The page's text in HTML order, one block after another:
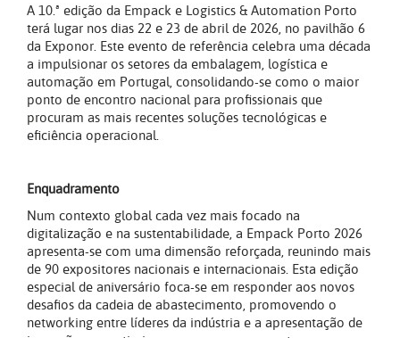
A 10.ª edição da Empack e Logistics & Automation Porto
terá lugar nos dias 22 e 23 de abril de 2026, no pavilhão 6
da Exponor. Este evento de referência celebra uma década
a impulsionar os setores da embalagem, logística e
automação em Portugal, consolidando-se como o maior
ponto de encontro nacional para profissionais que
procuram as mais recentes soluções tecnológicas e
eficiência operacional.
Enquadramento
Num contexto global cada vez mais focado na
digitalização e na sustentabilidade, a Empack Porto 2026
apresenta-se com uma dimensão reforçada, reunindo mais
de 90 expositores nacionais e internacionais. Esta edição
especial de aniversário foca-se em responder aos novos
desafios da cadeia de abastecimento, promovendo o
networking entre líderes da indústria e a apresentação de